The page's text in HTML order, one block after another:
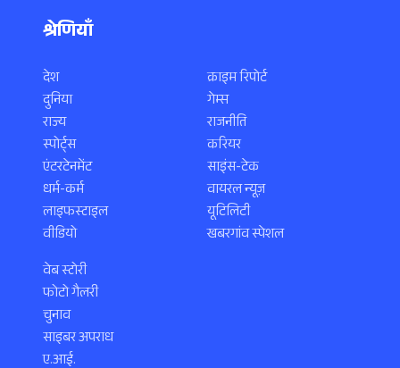
श्रेणियाँ
देश
दुनिया
राज्य
स्पोर्ट्स
एंटरटेनमेंट
धर्म-कर्म
लाइफस्टाइल
वीडियो
क्राइम रिपोर्ट
गेम्स
राजनीति
करियर
साइंस-टेक
वायरल न्यूज़
यूटिलिटी
खबरगांव स्पेशल
वेब स्टोरी
फोटो गैलरी
चुनाव
साइबर अपराध
ए.आई.